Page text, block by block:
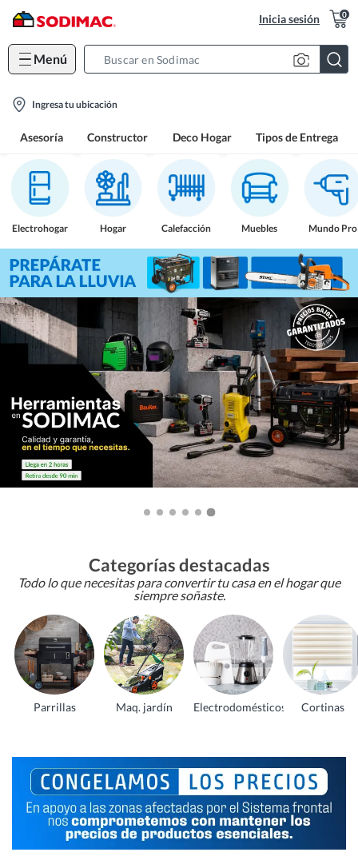
Inicia sesión 0
Menú
location-
Ingresa tu ubicación
Asesoría Constructor Deco Hogar Tipos de Entrega
Electrohogar Hogar Calefacción Muebles Mundo Pro
Categorías destacadas
Todo lo que necesitas para convertir tu casa en el hogar que
siempre soñaste.
Parrillas Maq. jardín Electrodomésticos Cortinas